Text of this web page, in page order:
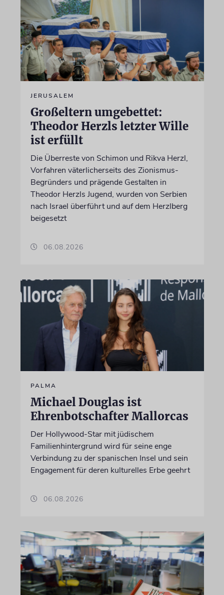
JERUSALEM
Großeltern umgebettet:
Theodor Herzls letzter Wille
ist erfüllt
Die Überreste von Schimon und Rikva Herzl,
Vorfahren väterlicherseits des Zionismus-
Begründers und prägende Gestalten in
Theodor Herzls Jugend, wurden von Serbien
nach Israel überführt und auf dem Herzlberg
beigesetzt
06.08.2026
PALMA
Michael Douglas ist
Ehrenbotschafter Mallorcas
Der Hollywood-Star mit jüdischem
Familienhintergrund wird für seine enge
Verbindung zu der spanischen Insel und sein
Engagement für deren kulturelles Erbe geehrt
06.08.2026